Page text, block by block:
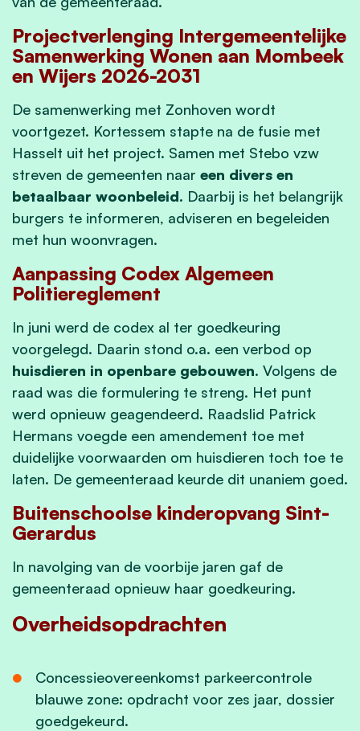
Projectverlenging Intergemeentelijke
Samenwerking Wonen aan Mombeek
en Wijers 2026-2031
De samenwerking met Zonhoven wordt
voortgezet. Kortessem stapte na de fusie met
Hasselt uit het project. Samen met Stebo vzw
streven de gemeenten naar een divers en
betaalbaar woonbeleid. Daarbij is het belangrijk
burgers te informeren, adviseren en begeleiden
met hun woonvragen.
Aanpassing Codex Algemeen
Politiereglement
In juni werd de codex al ter goedkeuring
voorgelegd. Daarin stond o.a. een verbod op
huisdieren in openbare gebouwen. Volgens de
raad was die formulering te streng. Het punt
werd opnieuw geagendeerd. Raadslid Patrick
Hermans voegde een amendement toe met
duidelijke voorwaarden om huisdieren toch toe te
laten. De gemeenteraad keurde dit unaniem goed.
Buitenschoolse kinderopvang Sint-
Gerardus
In navolging van de voorbije jaren gaf de
gemeenteraad opnieuw haar goedkeuring.
Overheidsopdrachten
Concessieovereenkomst parkeercontrole
blauwe zone: opdracht voor zes jaar, dossier
goedgekeurd.